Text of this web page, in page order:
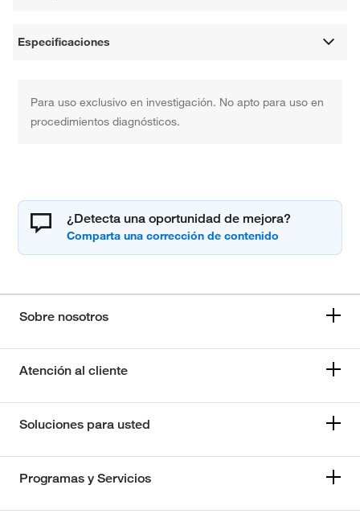
Especificaciones
Para uso exclusivo en investigación. No apto para uso en
procedimientos diagnósticos.
¿Detecta una oportunidad de mejora?
Sobre nosotros
Atención al cliente
Soluciones para usted
Programas y Servicios